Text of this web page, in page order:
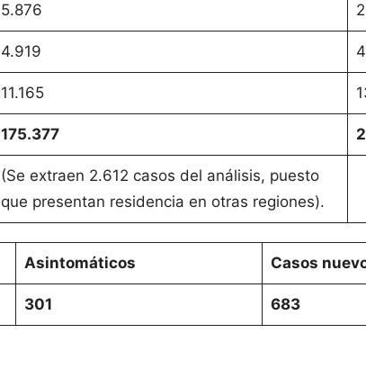
5.876
4.919
11.165
175.377
(Se extraen 2.612 casos del análisis, puesto
que presentan residencia en otras regiones).
Asintomáticos Casos
301 683